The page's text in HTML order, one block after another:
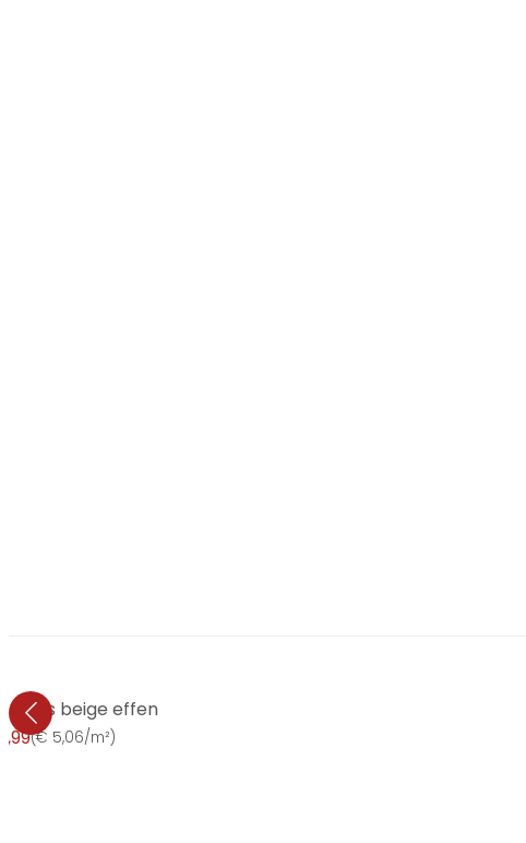
glans beige effen
(€ 5,06/m²)